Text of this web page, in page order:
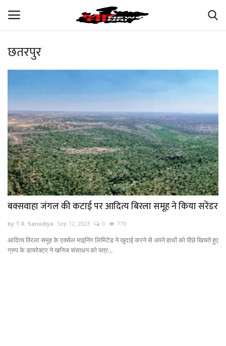
Login
भारत
ऑटोमोबाइल
बिजनेस
मनोरंजन
Gallery
छतरपुर
बक्सवाहा जंगल की कटाई पर आदित्य बिरला समूह ने किया सरेंडर
by T.R. Sanodiya Sep 12, 2023 0 770
आदित्य विरला समूह के एक्सेल माइनिंग लिमिटेड ने खुदाई करने से अपने हाथों को पीछे खिचते हुए
ग्रुप के डायरेक्टर ने खनिज संसाधन को पत्र...